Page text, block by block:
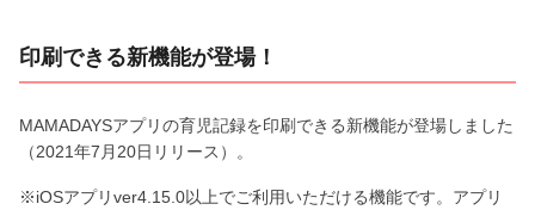
印刷できる新機能が登場！
MAMADAYSアプリの育児記録を印刷できる新機能が登場しました
（2021年7月20日リリース）。
※iOSアプリver4.15.0以上でご利用いただける機能です。アプリ